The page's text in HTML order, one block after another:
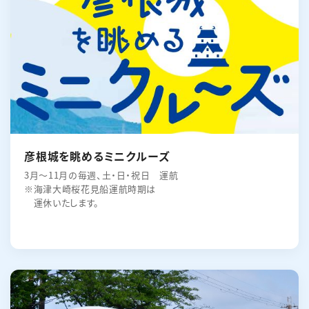
彦根城を眺めるミニクルーズ
3月～11月の毎週、土・日・祝日 運航
※海津大崎桜花見船運航時期は
運休いたします。